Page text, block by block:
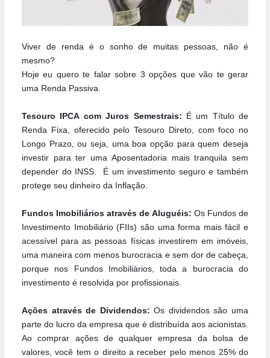
Viver de renda é o sonho de muitas pessoas, não é
mesmo?
Hoje eu quero te falar sobre 3 opções que vão te gerar
uma Renda Passiva.
Tesouro IPCA com Juros Semestrais: É um Título de
Renda Fixa, oferecido pelo Tesouro Direto, com foco no
Longo Prazo, ou seja, uma boa opção para quem deseja
investir para ter uma Aposentadoria mais tranquila sem
depender do INSS. É um investimento seguro e também
protege seu dinheiro da Inflação.
Fundos Imobiliários através de Aluguéis: Os Fundos de
Investimento Imobiliário (FIIs) são uma forma mais fácil e
acessível para as pessoas físicas investirem em imóveis,
uma maneira com menos burocracia e sem dor de cabeça,
porque nos Fundos Imobiliários, toda a burocracia do
investimento é resolvida por profissionais.
Ações através de Dividendos:Os dividendos são uma
parte do lucro da empresa que é distribuída aos acionistas.
Ao comprar ações de qualquer empresa da bolsa de
valores, você tem o direito a receber pelo menos 25% do